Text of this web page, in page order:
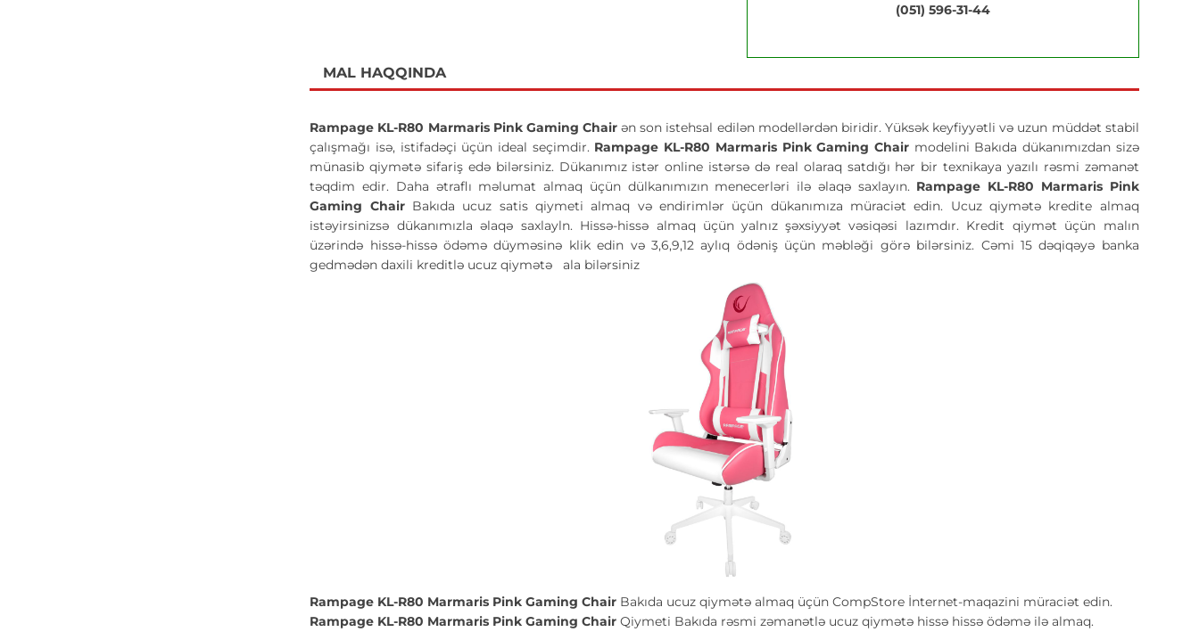
(051) 596-31-44
MAL HAQQINDA
Rampage KL-R80 Marmaris Pink Gaming Chairən son istehsal edilən modellərdən biridir. Yüksək keyfiyyətli və uzun müddət stabil
çalışmağı isə, istifadəçi üçün ideal seçimdir. Rampage KL-R80 Marmaris Pink Gaming Chairmodelini Bakıda dükanımızdan sizə
münasib qiymətə sifariş edə bilərsiniz. Dükanımız istər online istərsə də real olaraq satdığı hər bir texnikaya yazılı rəsmi zəmanət
təqdim edir. Daha ətraflı məlumat almaq üçün dülkanımızın menecerləri ilə əlaqə saxlayın. Rampage KL-R80 Marmaris Pink
Gaming Chair Bakıda ucuz satis qiymeti almaq və endirimlər üçün dükanımıza müraciət edin. Ucuz qiymətə kredite almaq
istəyirsinizsə dükanımızla əlaqə saxlayln. Hissə-hissə almaq üçün yalnız şəxsiyyət vəsiqəsi lazımdır. Kredit qiymət üçün malın
üzərində hissə-hissə ödəmə düyməsinə klik edin və 3,6,9,12 aylıq ödəniş üçün məbləği görə bilərsiniz. Cəmi 15 dəqiqəyə banka
gedmədən daxili kreditlə ucuz qiymətə
ala bilərsiniz
Rampage KL-R80 Marmaris Pink Gaming Chair Bakıda ucuz qiymətə almaq üçün CompStore İnternet-maqazini müraciət edin.
Rampage KL-R80 Marmaris Pink Gaming ChairQiymeti Bakıda rəsmi zəmanətlə ucuz qiymətə hissə hissə ödəmə ilə almaq.